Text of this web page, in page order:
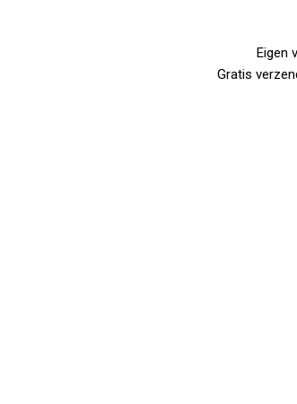
Eigen
Gratis